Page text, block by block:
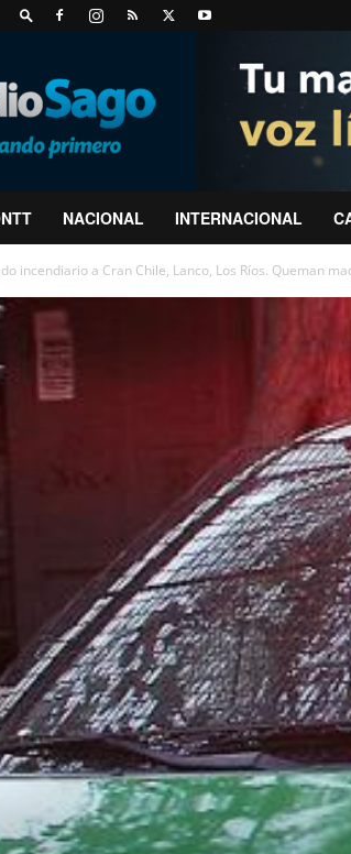
NACIONAL INTERNACIONAL
incendiario a Cran Chile, Lanco, Los Ríos. Queman